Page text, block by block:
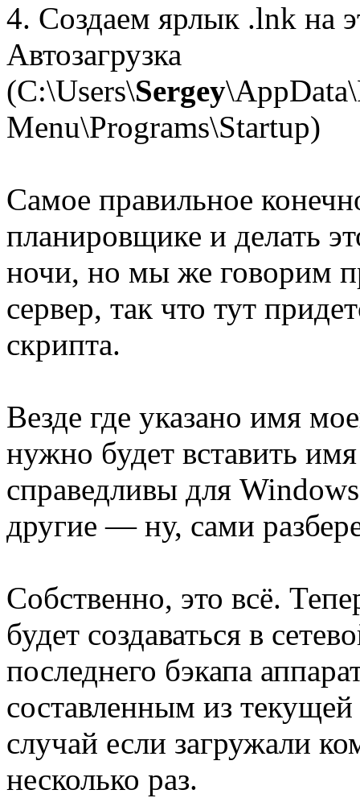
4. Создаем ярлык .lnk на
Автозагрузка
(C:\Users\Sergey
Menu\Programs\Startup)
Самое правильное
планировщике и делать
ночи, но мы же говорим
сервер, так что тут
скрипта.
Везде где указано имя
нужно будет вставить
справедливы для
другие — ну, сами
Собственно, это всё.
будет создаваться в
последнего бэкапа
составленным из
случай если загружали
несколько раз.